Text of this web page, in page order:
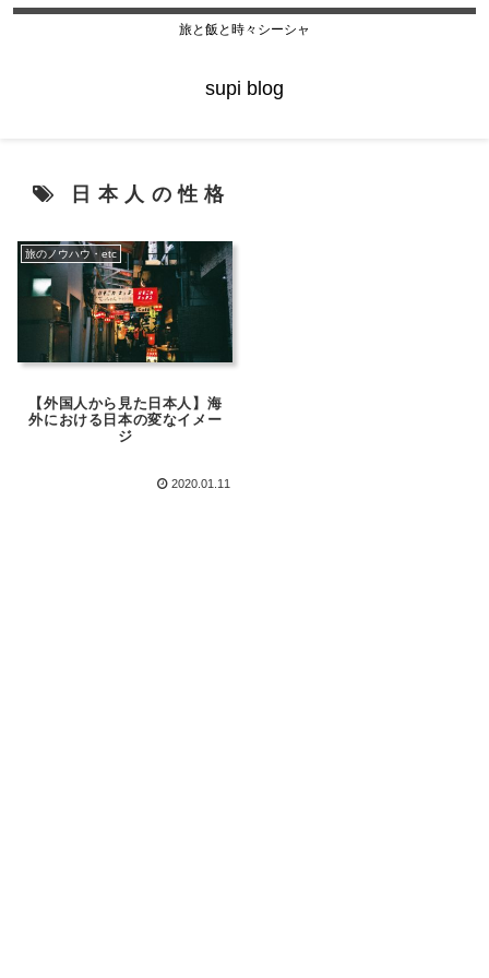
旅と飯と時々シーシャ
supi blog
日本人の性格
旅のノウハウ・etc
【外国人から見た日本人】海
外における日本の変なイメー
ジ
2020.01.11